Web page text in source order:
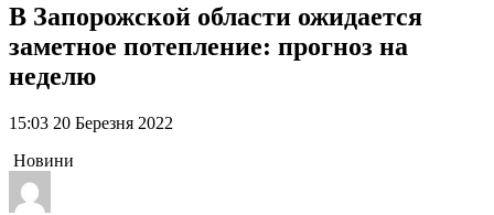
В Запорожской области ожидается
заметное потепление: прогноз на
неделю
15:03 20 Березня 2022
Новини